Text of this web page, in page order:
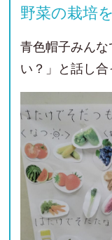
野菜の栽培
青色帽子みん
い？」と話し合